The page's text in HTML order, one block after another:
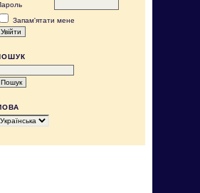
Запам'ятати мене